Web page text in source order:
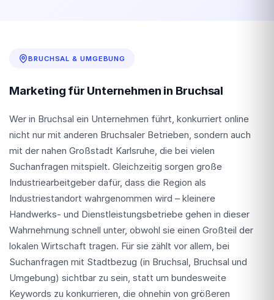
BRUCHSAL & UMGEBUNG
Marketing für Unternehmen in Bruchsal
Wer in Bruchsal ein Unternehmen führt, konkurriert online
nicht nur mit anderen Bruchsaler Betrieben, sondern auch
mit der nahen Großstadt Karlsruhe, die bei vielen
Suchanfragen mitspielt. Gleichzeitig sorgen große
Industriearbeitgeber dafür, dass die Region als
Industriestandort wahrgenommen wird – kleinere
Handwerks- und Dienstleistungsbetriebe gehen in dieser
Wahrnehmung schnell unter, obwohl sie einen Großteil der
lokalen Wirtschaft tragen. Für sie zählt vor allem, bei
Suchanfragen mit Stadtbezug (in Bruchsal, Bruchsal und
Umgebung) sichtbar zu sein, statt um bundesweite
Keywords zu konkurrieren, die ohnehin von größeren